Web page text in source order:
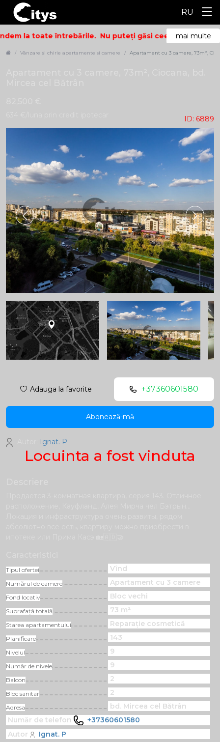
RU
la toate întrebările. Nu puteți găsi ceea ce căutați?
mai multe
Vânzare și chirie apartamente si camere Apartament cu 3 camere, 73m²,
Locuinta a fost vinduta
Tipul ofertei Vînd
Numărul de camere Apartament cu 3 camere
Fond locativ Bloc vechi
Suprafață totală 73 m²
Starea apartamentului Reparație cosmetică
Planificare 143
Nivelul 9
Număr de nivele 9
Balcon 2
Bloc sanitar 2
Adresa
bd. Mircea cel Bătrân
Număr de telefon
+37360601580
Autor
Ignat. P
ID: 6889
Adauga la favorite +37360601580
Abonează-mă
Ignat. P